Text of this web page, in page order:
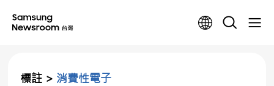
標註 > 消費性電子